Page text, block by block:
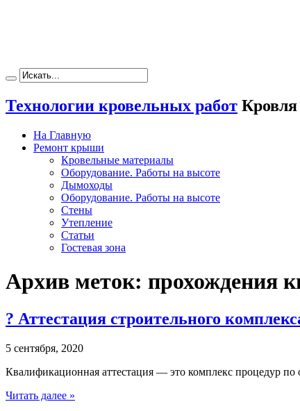
Технологии кровельных работ
На Главную
Ремонт крыши
Кровельные материалы
Оборудование. Работы на высоте
Дымоходы
Оборудование. Работы на высоте
Стены
Утепление
Статьи
Гостевая зона
Архив меток: прохождения
?️ Аттестация строительного
5 сентября, 2020
Квалификационная аттестация — это комплекс процедур по
Читать далее »